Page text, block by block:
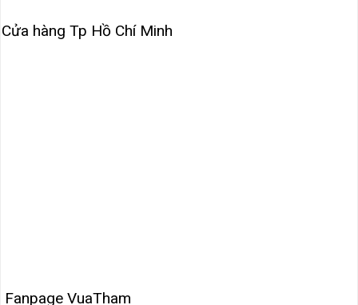
Cửa hàng Tp Hồ Chí Minh
Fanpage VuaTham